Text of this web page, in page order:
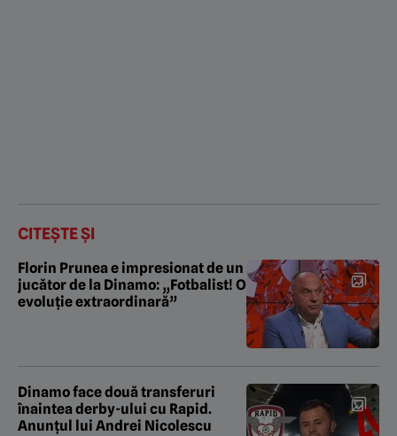
CITEȘTE ȘI
Florin Prunea e impresionat de un
jucător de la Dinamo: „Fotbalist! O
evoluție extraordinară”
Dinamo face două transferuri
înaintea derby-ului cu Rapid.
Anunțul lui Andrei Nicolescu